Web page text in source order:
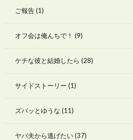
ご報告(1)
オフ会は俺んちで！ (9)
ケチな彼と結婚したら (28)
サイドストーリー (1)
ズバッとゆうな (11)
ヤバ夫から逃げたい(37)